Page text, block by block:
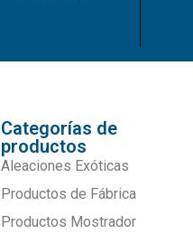
Categorías de
productos
Aleaciones Exóticas
Productos de Fábrica
Productos Mostrador